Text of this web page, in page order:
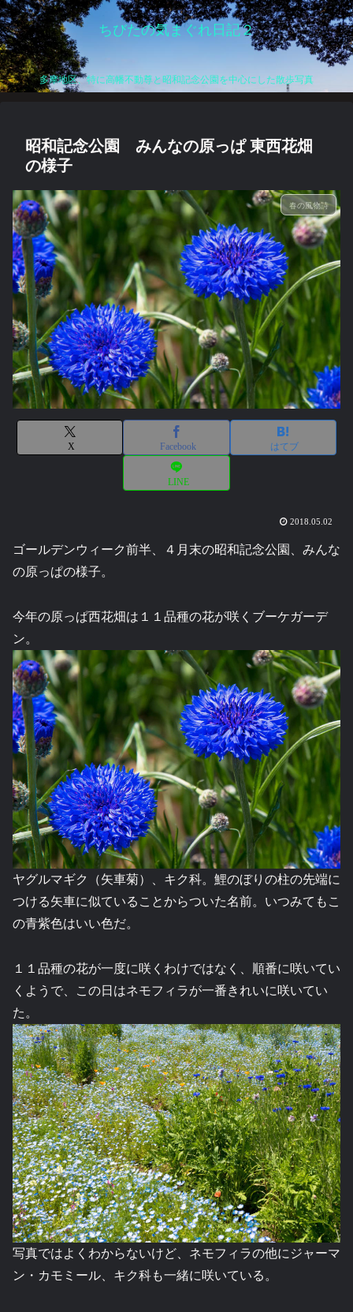
ちびたの気まぐれ日記２
多摩地区、特に高幡不動尊と昭和記念公園を中心にした散歩写真
昭和記念公園 みんなの原っぱ 東西花畑
の様子
春の風物詩
X Facebook はてブ
LINE
2018.05.02
ゴールデンウィーク前半、４月末の昭和記念公園、みんな
の原っぱの様子。
今年の原っぱ西花畑は１１品種の花が咲くブーケガーデ
ン。
ヤグルマギク（矢車菊）、キク科。鯉のぼりの柱の先端に
つける矢車に似ていることからついた名前。いつみてもこ
の青紫色はいい色だ。
１１品種の花が一度に咲くわけではなく、順番に咲いてい
くようで、この日はネモフィラが一番きれいに咲いてい
た。
写真ではよくわからないけど、ネモフィラの他にジャーマ
ン・カモミール、キク科も一緒に咲いている。